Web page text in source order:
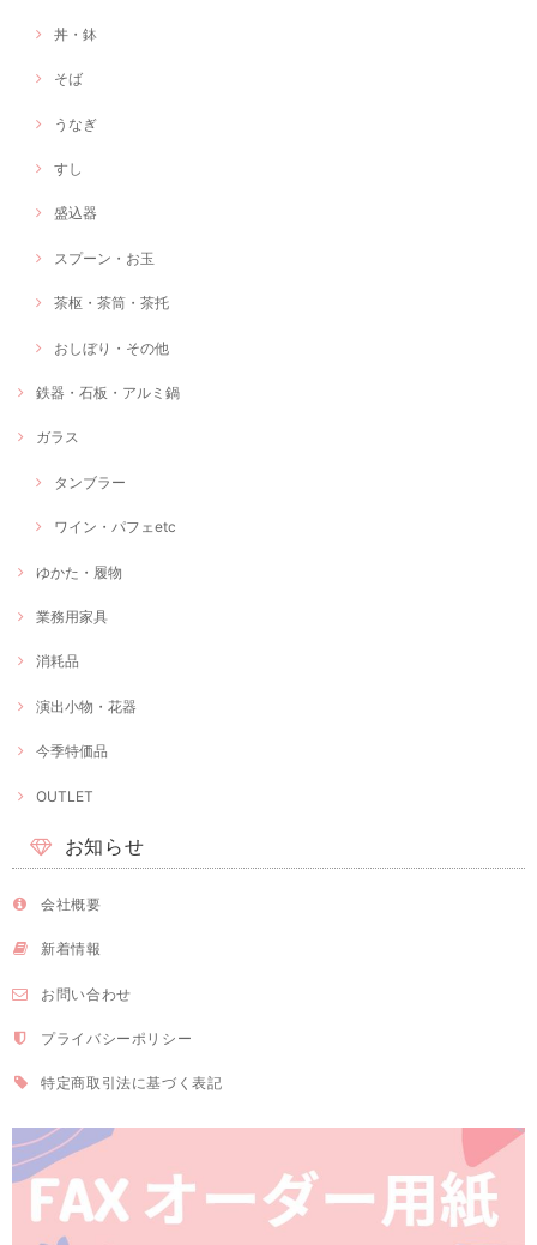
丼・鉢
そば
うなぎ
すし
盛込器
スプーン・お玉
茶枢・茶筒・茶托
おしぼり・その他
鉄器・石板・アルミ鍋
ガラス
タンブラー
ワイン・パフェetc
ゆかた・履物
業務用家具
消耗品
演出小物・花器
今季特価品
OUTLET
お知らせ
会社概要
新着情報
お問い合わせ
プライバシーポリシー
特定商取引法に基づく表記